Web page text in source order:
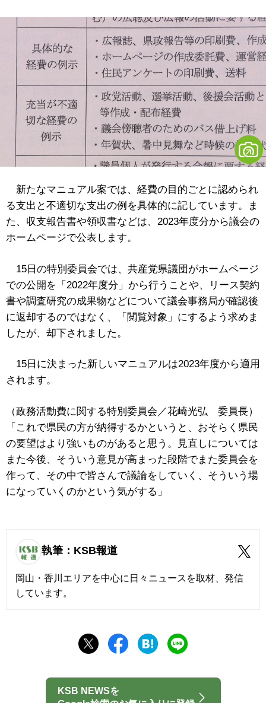
新たなマニュアル案では、経費の目的ごとに認められ
る支出と不適切な支出の例を具体的に記しています。ま
た、収支報告書や領収書などは、2023年度分から議会の
ホームページで公表します。
15日の特別委員会では、共産党県議団がホームページ
での公開を「2022年度分」から行うことや、リース契約
書や調査研究の成果物などについて議会事務局が確認後
に返却するのではなく、「閲覧対象」にするよう求めま
したが、却下されました。
15日に決まった新しいマニュアルは2023年度から適用
されます。
（政務活動費に関する特別委員会／花崎光弘 委員長）
「これで県民の方が納得するかというと、おそらく県民
の要望はより強いものがあると思う。見直しについては
また今後、そういう意見が高まった段階でまた委員会を
作って、その中で皆さんで議論をしていく、そういう場
になっていくのかという気がする」
執筆：KSB報道
岡山・香川エリアを中心に日々ニュースを取材、発信
しています。
KSB NEWSを